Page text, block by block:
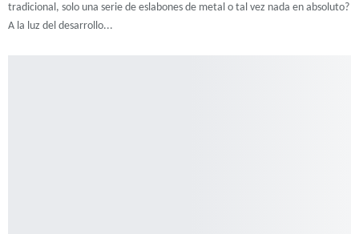
tradicional, solo una serie de eslabones de metal o tal vez nada en absoluto?
A la luz del desarrollo...